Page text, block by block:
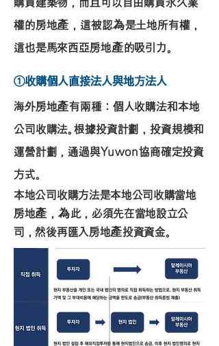
購買建築物，而且可以自由購買永久業
權的房地產，這被認為是土地所有權，
這也是馬來西亞房地產的吸引力。
①收購個人直接法人與地方法人
海外房地產有兩種：個人收購法和本地
公司收購法。根據投資計劃，投資規模和
運營計劃，通過與Yuwon協商確定投資
方式。
本地公司收購方法是本地公司收購當地
房地產，為此，必須先在當地設立公
司，然後再匯入房地產投資資金。